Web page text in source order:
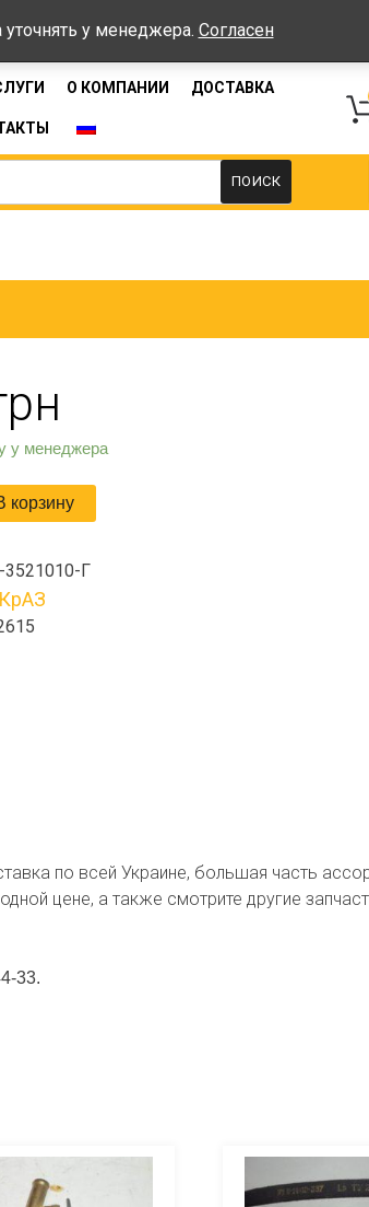
Время работы: Пн-Пт: 08:00-17:00,
О КОМПАНИИ ДОСТАВКА
ПОИСК
у менеджера
корзину
3521010-Г
КрАЗ
по всей Украине, большая часть
цене, а также смотрите другие
33.
у менеджера. Согласен